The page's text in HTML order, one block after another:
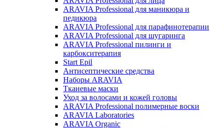
ARAVIA Professional для маникюра и
педикюра
ARAVIA Professional для парафинотерапии
ARAVIA Professional для шугаринга
ARAVIA Professional пилинги и
карбокситерапия
Start Epil
Антисептические средства
Наборы ARAVIA
Тканевые маски
Уход за волосами и кожей головы
ARAVIA Professional полимерные воски
ARAVIA Laboratories
ARAVIA Organic